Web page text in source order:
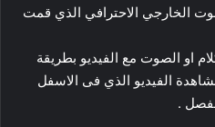
فقط صوت الخارجي الاحترافي الذي قمت
او الصوت مع الفيديو بطريقة
الفيديو الذي فى الاسفل
.